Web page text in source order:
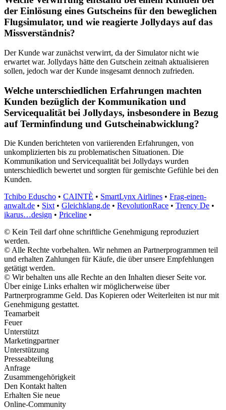
der Einlösung eines Gutscheins für den beweglichen
Flugsimulator, und wie reagierte Jollydays auf das
Missverständnis?
Der Kunde war zunächst verwirrt, da der Simulator nicht wie
erwartet war. Jollydays hätte den Gutschein zeitnah aktualisieren
sollen, jedoch war der Kunde insgesamt dennoch zufrieden.
Welche unterschiedlichen Erfahrungen machten
Kunden bezüglich der Kommunikation und
Servicequalität bei Jollydays, insbesondere in Bezug
auf Terminfindung und Gutscheinabwicklung?
Die Kunden berichteten von variierenden Erfahrungen, von
unkomplizierten bis zu problematischen Situationen. Die
Kommunikation und Servicequalität bei Jollydays wurden
unterschiedlich bewertet und sorgten für gemischte Gefühle bei den
Kunden.
Tchibo Eduscho • CAINTÈ • SmartLynx Airlines • Frag-einen-
anwalt.de • Sixt• Gleichklang.de • RevolutionRace • Trency De •
ikarus…design • Priceline •
© Kein Teil darf ohne schriftliche Genehmigung reproduziert
werden.
© Alle Rechte vorbehalten. Wir nehmen an Partnerprogrammen teil
und erhalten Zahlungen für Käufe, die über unsere Empfehlungen
getätigt werden.
© Wir behalten uns alle Rechte an den Inhalten dieser Seite vor.
Über einige Links erhalten wir möglicherweise über
Partnerprogramme Geld. Das Kopieren oder Weiterleiten ist nur mit
Genehmigung gestattet.
Teamarbeit
Feuer
Unterstützt
Marketingpartner
Unterstützung
Presseabteilung
Anfrage
Zusammengehörigkeit
Den Kontakt halten
Erhalten Sie neue
Online-Community